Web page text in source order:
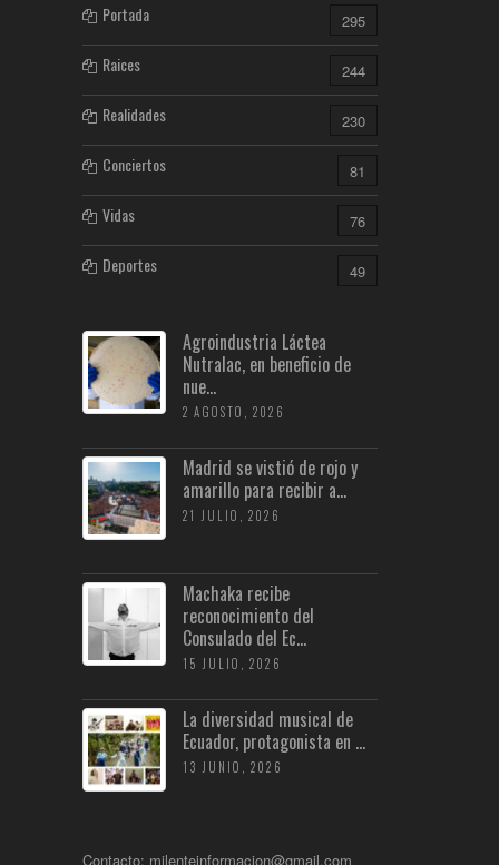
Portada 295
Raices 244
Realidades 230
Conciertos 81
Vidas 76
Deportes 49
Agroindustria Láctea
Nutralac, en beneficio de
nue...
2 AGOSTO, 2026
Madrid se vistió de rojo y
amarillo para recibir a...
21 JULIO, 2026
Machaka recibe
reconocimiento del
Consulado del Ec...
15 JULIO, 2026
La diversidad musical de
Ecuador, protagonista en ...
13 JUNIO, 2026
Contacto: milenteinformacion@gmail.com